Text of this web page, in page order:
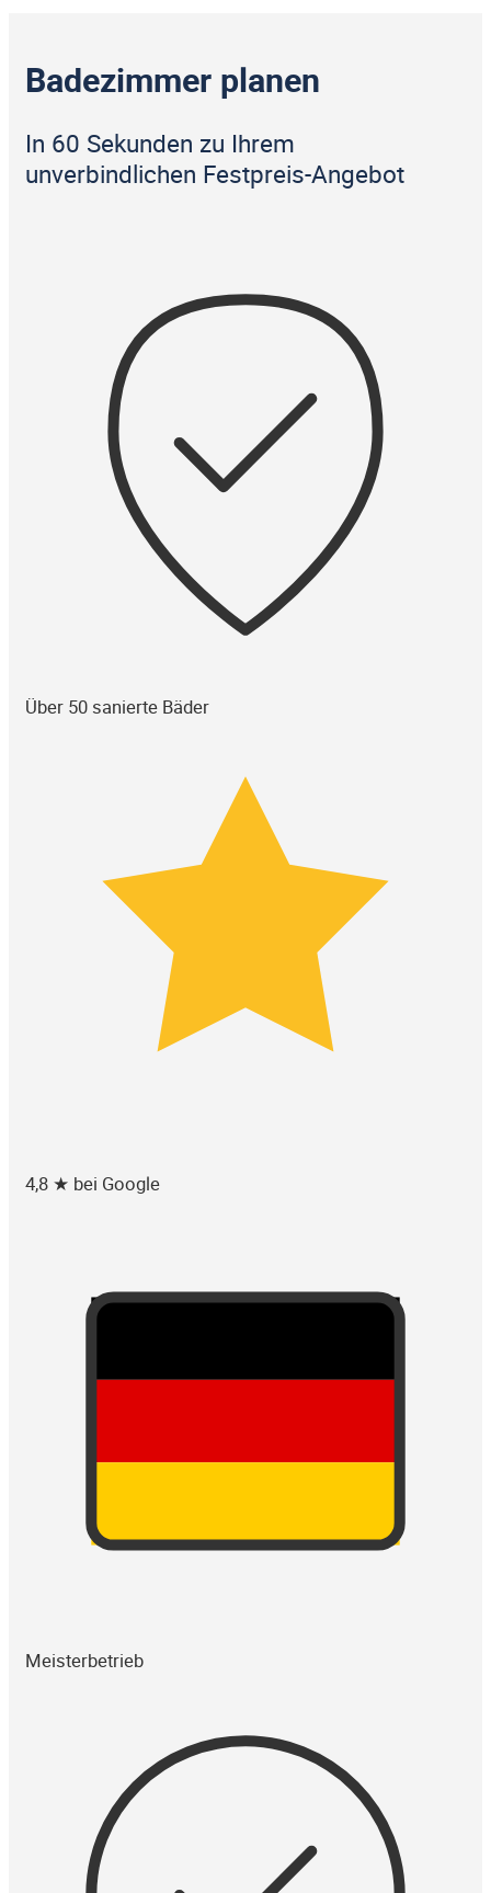
Badezimmer planen
In 60 Sekunden zu Ihrem
unverbindlichen Festpreis-Angebot
Über 50 sanierte Bäder
4,8 ★ bei Google
Meisterbetrieb